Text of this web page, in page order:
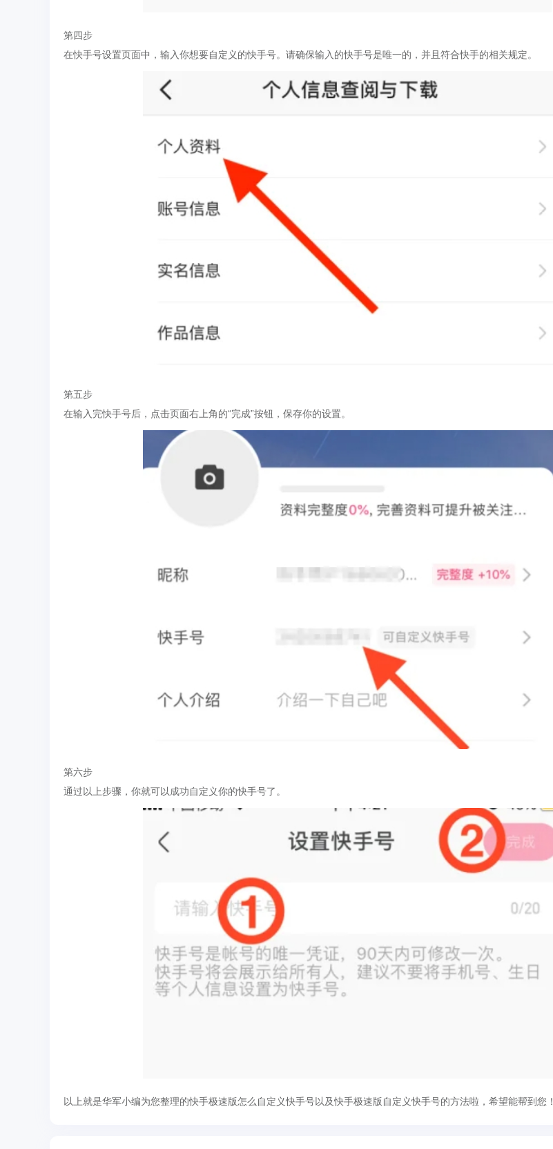
第四步
在快手号设置页面中，输入你想要自定义的快手号。请确保输入的快手号是唯一的，并且符合快手的相关规定。
第五步
在输入完快手号后，点击页面右上角的“完成”按钮，保存你的设置。
第六步
通过以上步骤，你就可以成功自定义你的快手号了。
以上就是华军小编为您整理的快手极速版怎么自定义快手号以及快手极速版自定义快手号的方法啦，希望能帮到您！